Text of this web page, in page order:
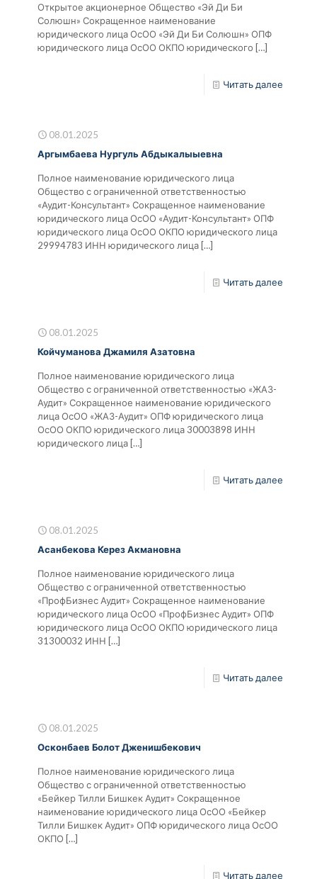
Открытое акционерное Общество «Эй Ди Би
Солюшн» Сокращенное наименование
юридического лица ОсОО «Эй Ди Би Солюшн» ОПФ
юридического лица ОсОО ОКПО юридического […]
Читать далее
08.01.2025
Аргымбаева Нургуль Абдыкалыыевна
Полное наименование юридического лица
Общество с ограниченной ответственностью
«Аудит-Консультант» Сокращенное наименование
юридического лица ОсОО «Аудит-Консультант» ОПФ
юридического лица ОсОО ОКПО юридического лица
29994783 ИНН юридического лица[…]
Читать далее
08.01.2025
Койчуманова Джамиля Азатовна
Полное наименование юридического лица
Общество с ограниченной ответственностью «ЖАЗ-
Аудит» Сокращенное наименование юридического
лица ОсОО «ЖАЗ-Аудит» ОПФ юридического лица
ОсОО ОКПО юридического лица 30003898 ИНН
юридического лица[…]
Читать далее
08.01.2025
Асанбекова Керез Акмановна
Полное наименование юридического лица
Общество с ограниченной ответственностью
«ПрофБизнес Аудит» Сокращенное наименование
юридического лица ОсОО «ПрофБизнес Аудит» ОПФ
юридического лица ОсОО ОКПО юридического лица
31300032 ИНН […]
Читать далее
08.01.2025
Осконбаев Болот Дженишбекович
Полное наименование юридического лица
Общество с ограниченной ответственностью
«Бейкер Тилли Бишкек Аудит» Сокращенное
наименование юридического лица ОсОО «Бейкер
Тилли Бишкек Аудит» ОПФ юридического лица ОсОО
ОКПО […]
Читать далее